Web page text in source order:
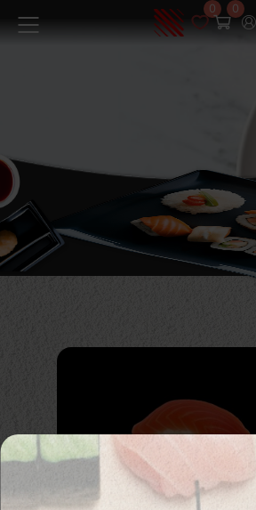
0 0
Меню